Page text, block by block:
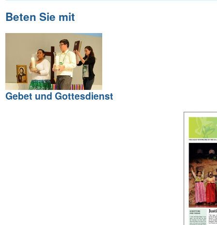
Beten Sie mit
Gebet und Gottesdienst